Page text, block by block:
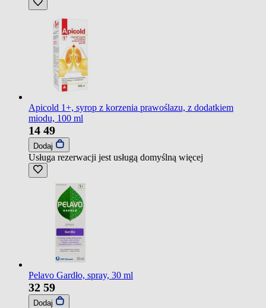
Apicold 1+, syrop z korzenia prawoślazu, z dodatkiem
miodu, 100 ml
14 49
Dodaj
Usługa rezerwacji jest usługą domyślną więcej
Pelavo Gardło, spray, 30 ml
32 59
Dodaj